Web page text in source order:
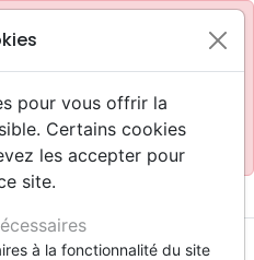
: Se connecter
La Maison de la Bible
pour vous offrir la
Certains cookies
les accepter pour
site.
à la fonctionnalité du site